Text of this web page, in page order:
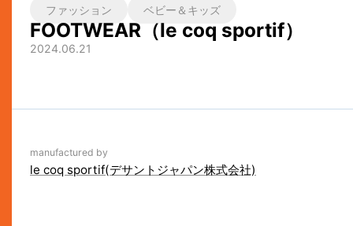
ファッション ベビー＆キッズ
FOOTWEAR（le coq sportif）
2024.06.21
manufactured by
le coq sportif(デサントジャパン株式会社)